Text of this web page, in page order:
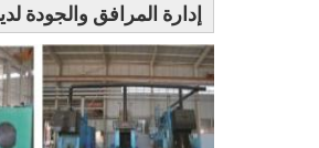
إدارة المرافق والجودة